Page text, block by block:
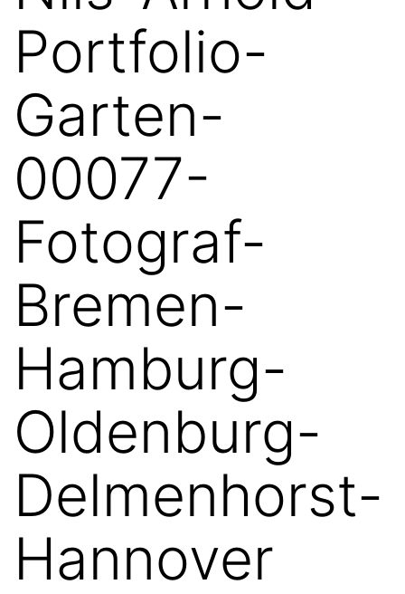
Portfolio-
Garten-
00077-
Fotograf-
Bremen-
Hamburg-
Oldenburg-
Delmenhorst-
Hannover